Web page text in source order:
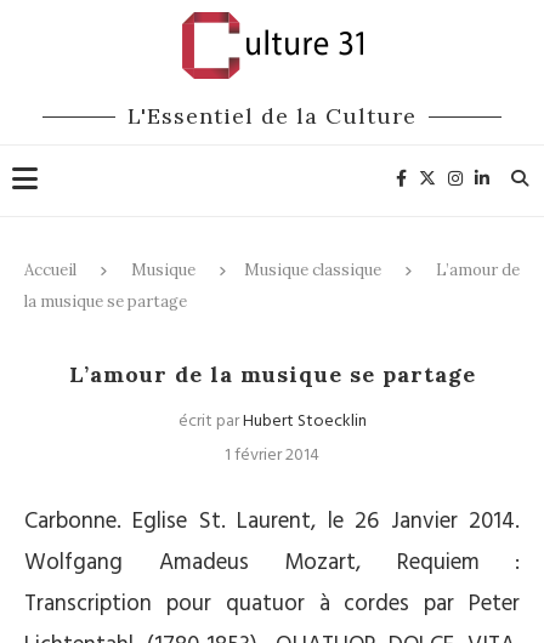
L'Essentiel de la Culture
Accueil Musique Musique classique
L’amour de
la musique se partage
L’amour de la musique se partage
écrit parHubert Stoecklin
1 février 2014
Carbonne. Eglise St. Laurent, le 26 Janvier 2014.
Wolfgang Amadeus Mozart, Requiem :
Transcription pour quatuor à cordes par Peter